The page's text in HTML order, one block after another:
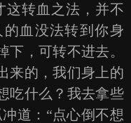
转血之法，并不
血没法转到你身
下，可转不进去。
来的，我们身上的
吃什么？我去拿些
道：“点心倒不想